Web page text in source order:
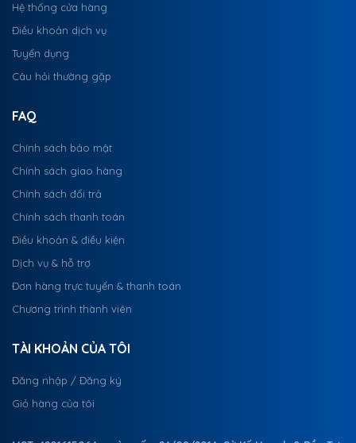
Hệ thống cửa hàng
Điều khoản dịch vụ
Tuyển dụng
Câu hỏi thường gặp
FAQ
Chính sách bảo mật
Chính sách giao hàng
Chính sách đổi trả
Chính sách thanh toán
Điều khoản & điều kiện
Dịch vụ & hỗ trợ
Đơn hàng trực tuyến & thanh toán
Chương trình thành viên
TÀI KHOẢN CỦA TÔI
Đăng nhập / Đăng ký
Giỏ hàng của tôi